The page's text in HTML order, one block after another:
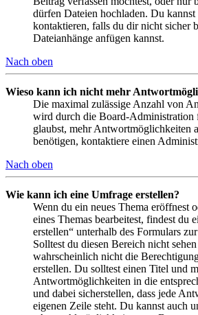
dürfen Dateien hochladen. Du
kontaktieren, falls du dir nicht sicher
Dateianhänge anfügen kannst.
Nach oben
Wieso kann ich nicht mehr
Die maximal zulässige Anzahl von
wird durch die Board-Administration
glaubst, mehr Antwortmöglichkeiten
benötigen, kontaktiere einen
Nach oben
Wie kann ich eine Umfrage erstellen?
Wenn du ein neues Thema eröffnest
eines Themas bearbeitest, findest du
erstellen“ unterhalb des Formulars
Solltest du diesen Bereich nicht
wahrscheinlich nicht die
erstellen. Du solltest einen Titel und
Antwortmöglichkeiten in die
und dabei sicherstellen, dass jede
eigenen Zeile steht. Du kannst auch